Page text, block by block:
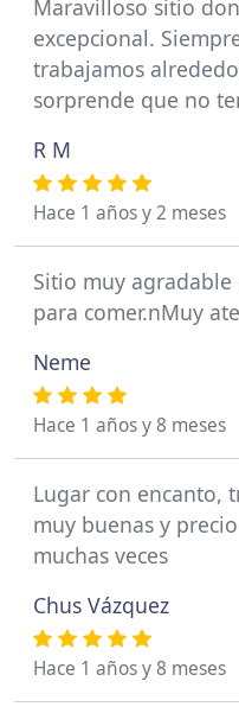
Maravilloso sitio
excepcional.
trabajamos
sorprende que no
R M
Hace 1 años y 2 meses
Sitio muy
para comer.nMuy
Neme
Hace 1 años y 8 meses
Lugar con encanto,
muy buenas y
muchas veces
Chus Vázquez
Hace 1 años y 8 meses